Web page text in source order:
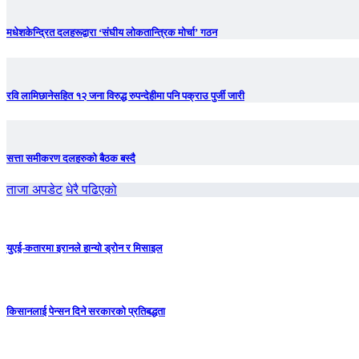
मधेशकेन्द्रित दलहरूद्वारा ‘संघीय लोकतान्त्रिक मोर्चा’ गठन
रवि लामिछानेसहित १२ जना विरुद्ध रुपन्देहीमा पनि पक्राउ पुर्जी जारी
सत्ता समीकरण दलहरुको बैठक बस्दै
ताजा अपडेट धेरै पढिएको
युएई-कतारमा इरानले हान्यो ड्रोन र मिसाइल
किसानलाई पेन्सन दिने सरकारको प्रतिबद्धता